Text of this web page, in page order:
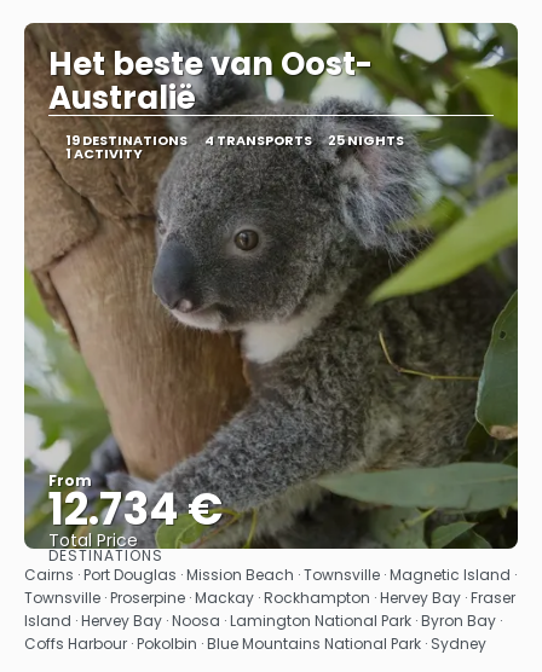
Het beste van Oost-
Australië
19 DESTINATIONS 4 TRANSPORTS 25 NIGHTS
1 ACTIVITY
From
12.734 €
Total Price
See
DESTINATIONS
Cairns · Port Douglas · Mission Beach · Townsville · Magnetic Island ·
Townsville · Proserpine · Mackay · Rockhampton · Hervey Bay · Fraser
Island · Hervey Bay · Noosa · Lamington National Park · Byron Bay ·
Coffs Harbour · Pokolbin · Blue Mountains National Park · Sydney